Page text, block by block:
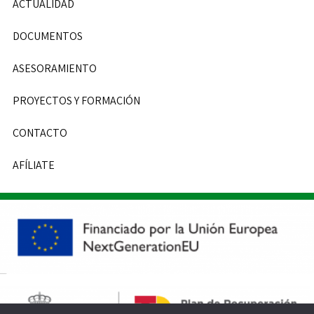
ACTUALIDAD
DOCUMENTOS
ASESORAMIENTO
PROYECTOS Y FORMACIÓN
CONTACTO
AFÍLIATE